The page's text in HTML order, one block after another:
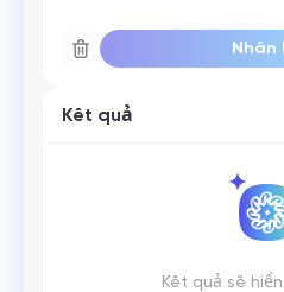
Nhân
Kết quả
Kết quả sẽ